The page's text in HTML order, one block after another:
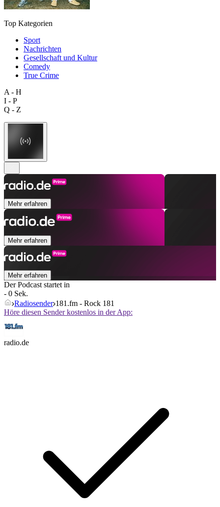
Top Kategorien
Sport
Nachrichten
Gesellschaft und Kultur
Comedy
True Crime
A - H
I - P
Q - Z
Mehr erfahren
Mehr erfahren
Mehr erfahren
Der Podcast startet in
- 0 Sek.
Radiosender 181.fm - Rock 181
Höre diesen Sender kostenlos in der App:
radio.de